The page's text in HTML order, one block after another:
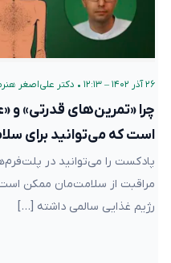
۲۶ آذر ۱۴۰۲ – ۱۲:۱۳ • دکتر علی‌اصغر
چرا «تمرین‌های قدرتی» و
است که می‌توانید برای
پادکست را می‌توانید در
مراقبت از سلامت‌مان ممکن است
رژیم غذایی سالمی داشته […]